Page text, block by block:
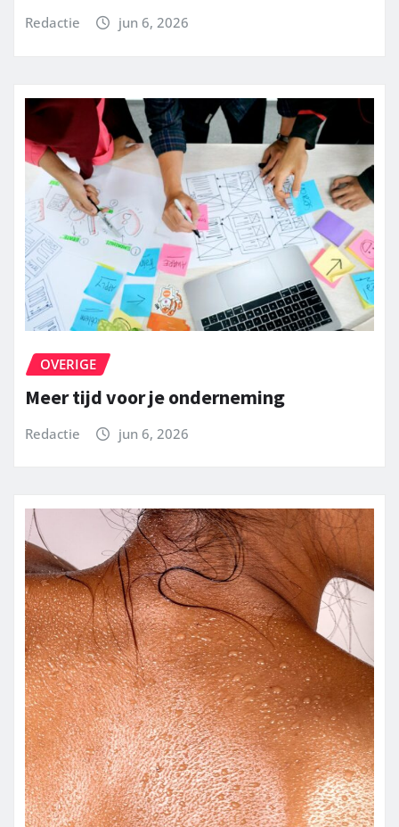
Redactie jun 6, 2026
OVERIGE
Meer tijd voor je onderneming
Redactie jun 6, 2026